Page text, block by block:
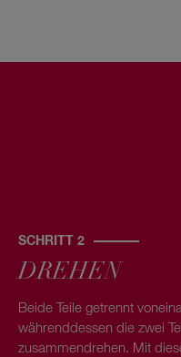
SCHRITT 2
DREHEN
Beide Teile getrennt
währenddessen die zwei
zusammendrehen. Mit